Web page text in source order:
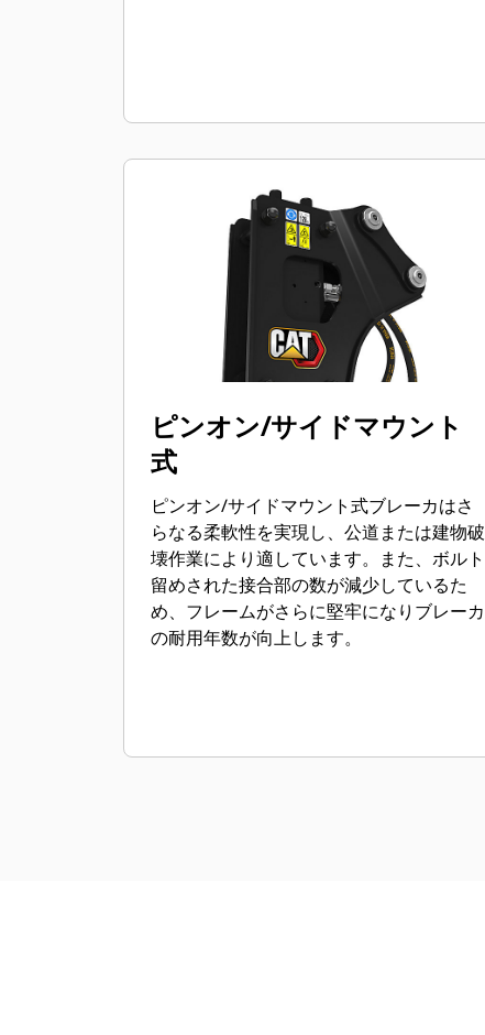
ピンオン/サイドマウント
式
ピンオン/サイドマウント式ブレーカはさ
らなる柔軟性を実現し、公道または建物破
壊作業により適しています。また、ボルト
留めされた接合部の数が減少しているた
め、フレームがさらに堅牢になりブレーカ
の耐用年数が向上します。